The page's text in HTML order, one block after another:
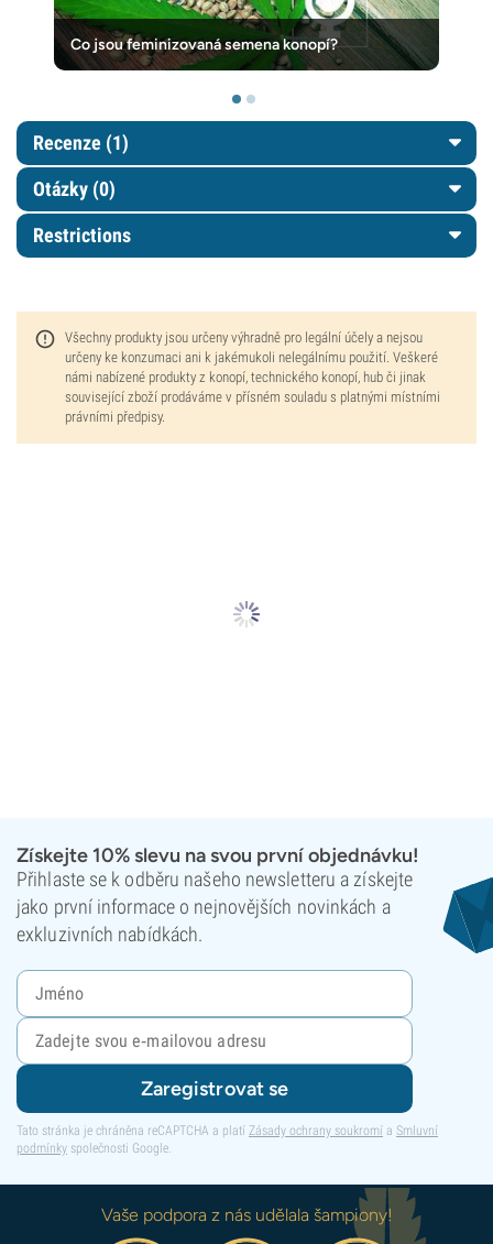
Co jsou feminizovaná semena konopí?
Recenze (1)
Otázky (0)
Restrictions
Všechny produkty jsou určeny výhradně pro legální účely a nejsou
určeny ke konzumaci ani k jakémukoli nelegálnímu použití. Veškeré
námi nabízené produkty z konopí, technického konopí, hub či jinak
související zboží prodáváme v přísném souladu s platnými místními
právními předpisy.
Získejte 10% slevu na svou první objednávku!
Přihlaste se k odběru našeho newsletteru a získejte
jako první informace o nejnovějších novinkách a
exkluzivních nabídkách.
Zaregistrovat se
Tato stránka je chráněna reCAPTCHA a platí Zásady ochrany soukromí a Smluvní
podmínky společnosti Google.
Vaše podpora z nás udělala šampiony!